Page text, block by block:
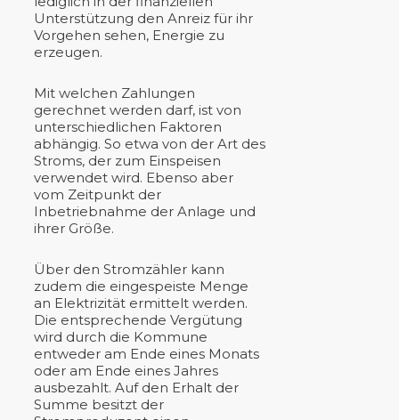
Unterstützung den Anreiz für ihr
Vorgehen sehen, Energie zu
erzeugen.
Mit welchen Zahlungen
gerechnet werden darf, ist von
unterschiedlichen Faktoren
abhängig. So etwa von der Art des
Stroms, der zum Einspeisen
verwendet wird. Ebenso aber
vom Zeitpunkt der
Inbetriebnahme der Anlage und
ihrer Größe.
Über den Stromzähler kann
zudem die eingespeiste Menge
an Elektrizität ermittelt werden.
Die entsprechende Vergütung
wird durch die Kommune
entweder am Ende eines Monats
oder am Ende eines Jahres
ausbezahlt. Auf den Erhalt der
Summe besitzt der